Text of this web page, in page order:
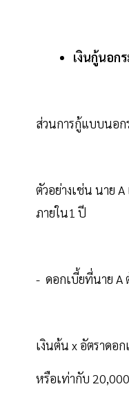
เงินกู้นอก
ส่วนการกู้แบบนอก
ตัวอย่างเช่น นาย
ภายใน1 ปี
- ดอกเบี้ยที่นาย A
เงินต้น x อัตราดอ
หรือเท่ากับ